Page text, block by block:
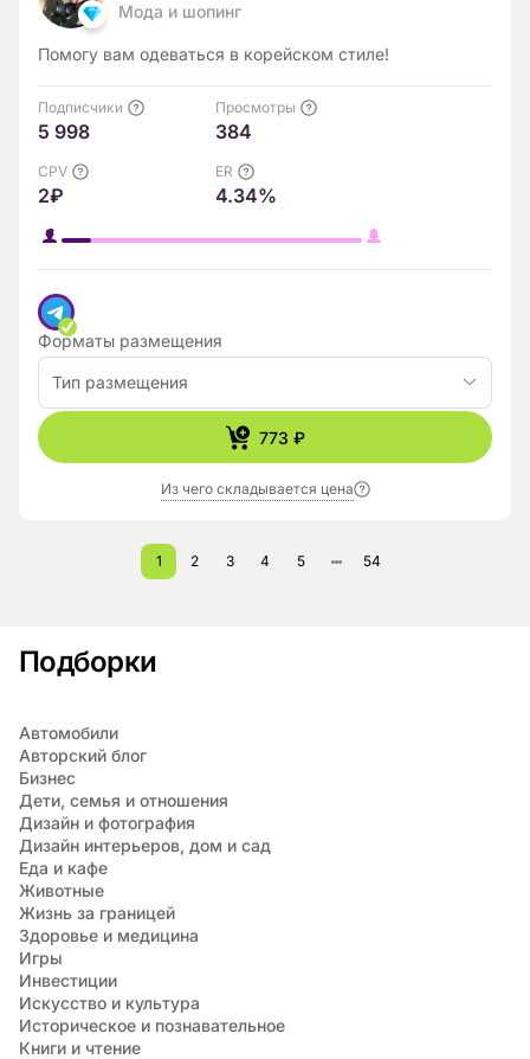
Мода и шопинг
Помогу вам одеваться в корейском стиле!
Подписчики
5 998
Просмотры
384
CPV
2₽
ER
4.34%
Форматы размещения
Тип размещения
773 ₽
Из чего складывается цена
1 2 3 4 5 54
Подборки
Автомобили
Авторский блог
Бизнес
Дети, семья и отношения
Дизайн и фотография
Дизайн интерьеров, дом и сад
Еда и кафе
Животные
Жизнь за границей
Здоровье и медицина
Игры
Инвестиции
Искусство и культура
Историческое и познавательное
Книги и чтение